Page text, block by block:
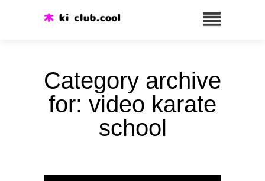
Category archive
for: video karate
school